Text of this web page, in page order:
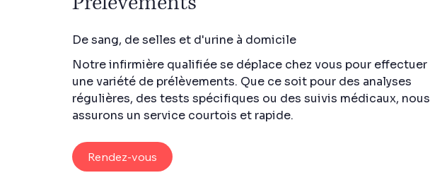
Notre infirmière qualifiée se déplace chez vous pour effectuer
une variété de prélèvements. Que ce soit pour des analyses
régulières, des tests spécifiques ou des suivis médicaux, nous
assurons un service courtois et rapide.
De sang, de selles et d'urine à domicile
Rendez-vous